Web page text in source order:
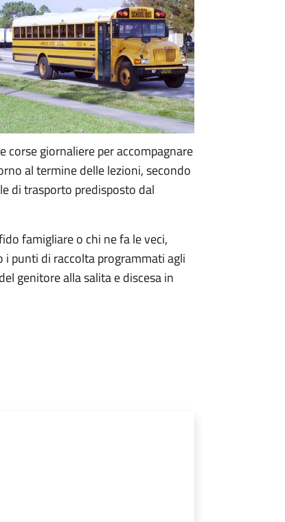
giornaliere per accompagnare
al termine delle lezioni, secondo
di trasporto predisposto dal
famigliare o chi ne fa le veci,
i punti di raccolta programmati agli
genitore alla salita e discesa in